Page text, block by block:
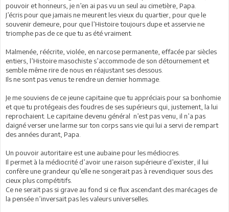
pouvoir et honneurs, je n’en ai pas vu un seul au cimetière, Papa.
J’écris pour que jamais ne meurent les vieux du quartier, pour que le
souvenir demeure, pour que l’Histoire toujours dupe et asservie ne
triomphe pas de ce que tu as été vraiment.
Malmenée, réécrite, violée, en narcose permanente, effacée par siècles
entiers, l’Histoire masochiste s’accommode de son détournement et
semble même rire de nous en réajustant ses dessous.
Ils ne sont pas venus te rendre un dernier hommage.
Je me souviens de ce jeune capitaine que tu appréciais pour sa bonhomie
et que tu protégeais des foudres de ses supérieurs qui, justement, la lui
reprochaient. Le capitaine devenu général n’est pas venu, il n’a pas
daigné verser une larme sur ton corps sans vie qui lui a servi de rempart
des années durant, Papa.
Un pouvoir autoritaire est une aubaine pour les médiocres.
Il permet à la médiocrité d’avoir une raison supérieure d’exister, il lui
confère une grandeur qu’elle ne songerait pas à revendiquer sous des
cieux plus compétitifs.
Ce ne serait pas si grave au fond si ce flux ascendant des marécages de
la pensée n’inversait pas les valeurs universelles.